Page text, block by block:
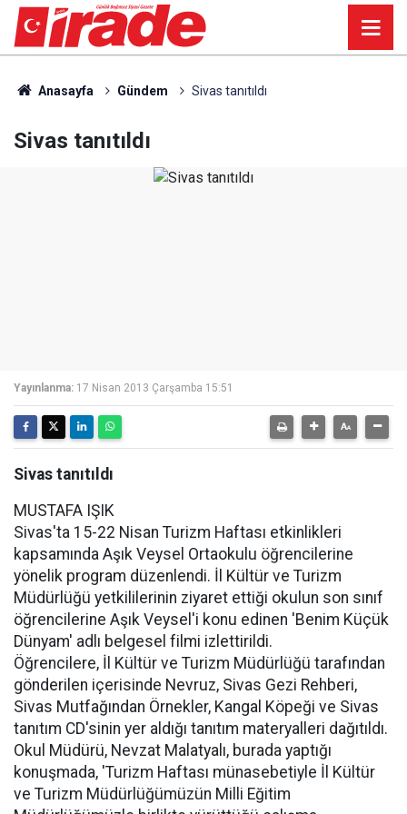
Anasayfa Gündem Sivas tanıtıldı
Sivas tanıtıldı
Yayınlanma: 17 Nisan 2013 Çarşamba 15:51
Sivas tanıtıldı
MUSTAFA IŞIK
Sivas'ta 15-22 Nisan Turizm Haftası etkinlikleri
kapsamında Aşık Veysel Ortaokulu öğrencilerine
yönelik program düzenlendi. İl Kültür ve Turizm
Müdürlüğü yetkililerinin ziyaret ettiği okulun son sınıf
öğrencilerine Aşık Veysel'i konu edinen 'Benim Küçük
Dünyam' adlı belgesel filmi izlettirildi.
Öğrencilere, İl Kültür ve Turizm Müdürlüğü tarafından
gönderilen içerisinde Nevruz, Sivas Gezi Rehberi,
Sivas Mutfağından Örnekler, Kangal Köpeği ve Sivas
tanıtım CD'sinin yer aldığı tanıtım materyalleri dağıtıldı.
Okul Müdürü, Nevzat Malatyalı, burada yaptığı
konuşmada, 'Turizm Haftası münasebetiyle İl Kültür
ve Turizm Müdürlüğümüzün Milli Eğitim